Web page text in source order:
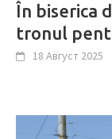
În biserica
tronul
18 Август 2025